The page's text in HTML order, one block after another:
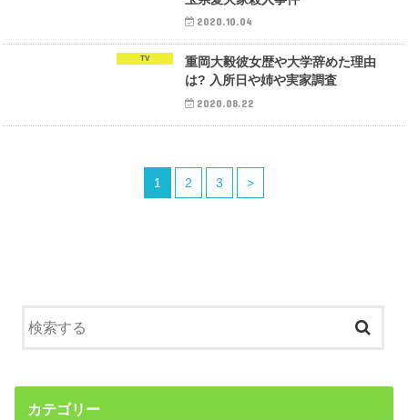
2020.10.04
TV
重岡大毅彼女歴や大学辞めた理由
は? 入所日や姉や実家調査
2020.08.22
1 2 3 >
カテゴリー